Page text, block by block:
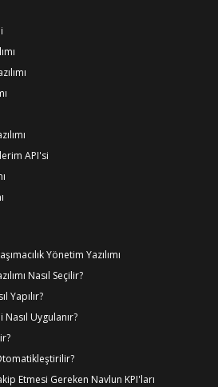
API'si
Yönetim Yazılımı
Nasıl Seçilir?
Yapılır?
Nasıl Uygulanır?
Etmesi Gereken Navlun KPI'ları